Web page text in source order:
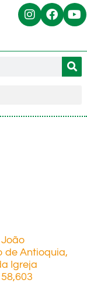
de Antioquia,
Igreja